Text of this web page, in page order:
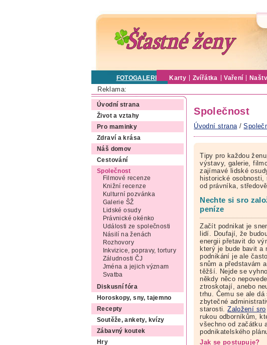
FOTOGALERIE Karty Zvířátka Vaření
Reklama:
Úvodní strana
Život a vztahy
Pro maminky
Zdraví a krása
Náš domov
Cestování
Společnost
Filmové recenze
Knižní recenze
Kulturní pozvánka
Galerie ŠŽ
Lidské osudy
Právnické okénko
Události ze společnosti
Násilí na ženách
Rozhovory
Inkvizice, popravy, tortury
Záludnosti ČJ
Jména a jejich význam
Svatba
Diskusní fóra
Horoskopy, sny, tajemno
Recepty
Soutěže, ankety, kvízy
Zábavný koutek
Hry
Společnost
Úvodní strana /
Tipy pro každou
výstavy, galerie,
zajímavé lidské
historické
od právníka,
Nechte si sro
peníze
Začít podnikat je
lidí. Doufají, že
energii přetavit do
který je bude bavit a
podnikání je ale
snům a představám
těžší. Nejde se
někdy něco
ztroskotají, anebo
trhu. Čemu se ale
zbytečné
starosti.Založení sro
rukou odborníkům,
všechno od začátku
podnikatelského
Jak se postupuje?